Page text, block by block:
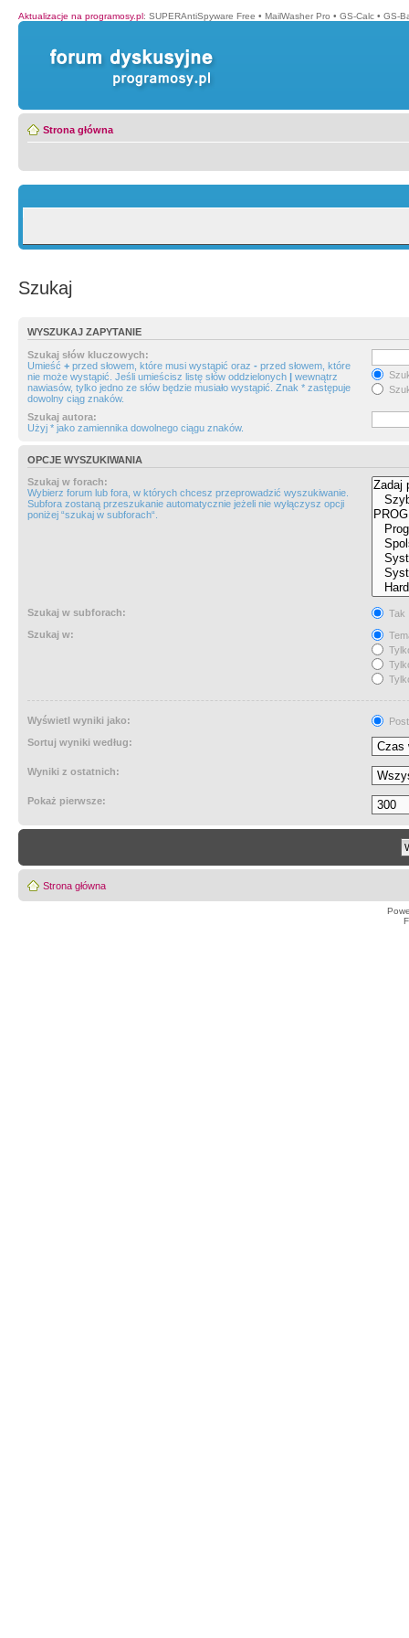
Aktualizacje na programosy.pl: SUPERAntiSpyware Free • MailWasher Pro • GS-Calc • GS-
Strona główna
Szukaj
WYSZUKAJ ZAPYTANIE
Szukaj słów kluczowych:
Umieść + przed słowem, które musi wystąpić oraz - przed słowem, które
nie może wystąpić. Jeśli umieścisz listę słów oddzielonych | wewnątrz
nawiasów, tylko jedno ze słów będzie musiało wystąpić. Znak * zastępuje
dowolny ciąg znaków.
Szukaj autora:
Użyj * jako zamiennika dowolnego ciągu znaków.
OPCJE WYSZUKIWANIA
Szukaj w forach:
Wybierz forum lub fora, w których chcesz przeprowadzić wyszukiwanie.
Subfora zostaną przeszukanie automatycznie jeżeli nie wyłączysz opcji
poniżej “szukaj w subforach“.
Szukaj w subforach:
Tak
Szukaj w:
Wyświetl wyniki jako:
Sortuj wyniki według:
Wyniki z ostatnich:
Pokaż pierwsze:
Strona główna